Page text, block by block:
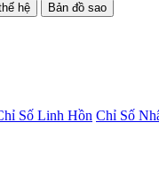
hệ
Bản đồ sao
Số Linh Hồn Chỉ Số